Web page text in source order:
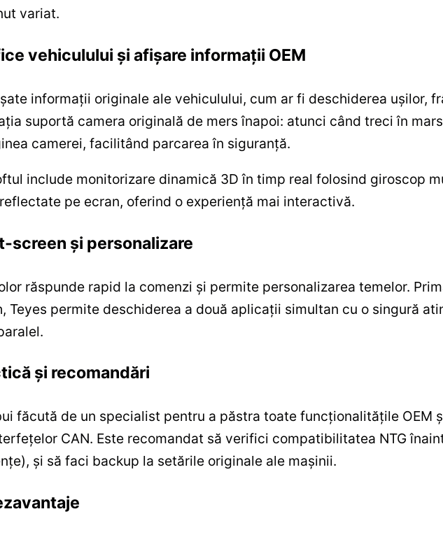
variat.
vehiculului și afișare informații OEM
informații originale ale vehiculului, cum ar fi deschiderea ușilor,
suportă camera originală de mers înapoi: atunci când treci în
camerei, facilitând parcarea în siguranță.
include monitorizare dinamică 3D în timp real folosind giroscop
pe ecran, oferind o experiență mai interactivă.
screen și personalizare
răspunde rapid la comenzi și permite personalizarea temelor.
Teyes permite deschiderea a două aplicații simultan cu o singură
și recomandări
făcută de un specialist pentru a păstra toate funcționalitățile OEM
CAN. Este recomandat să verifici compatibilitatea NTG
și să faci backup la setările originale ale mașinii.